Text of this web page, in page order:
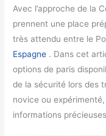
Avec l’approche de la
prennent une place
très attendu entre le
Espagne . Dans cet
options de paris
de la sécurité lors des
novice ou
informations